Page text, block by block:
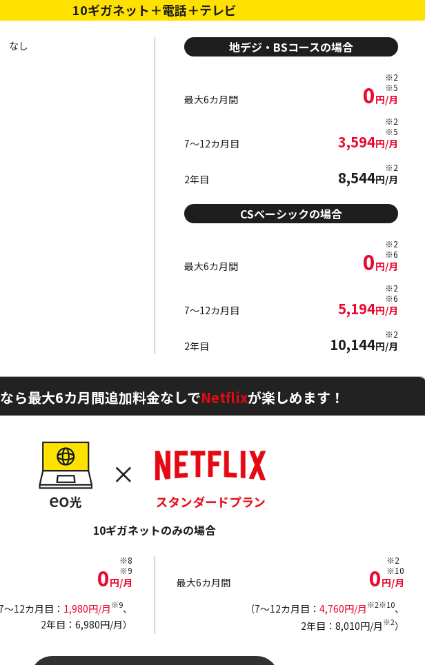
10ギガネット＋電話＋テレビ
なし 地デジ・ BSコースの場合
最大6カ月間 0円/月
※2
※5
7～12カ月目 3,594円/月
※2
※5
2年目 8,544円/月
※2
CSベーシックの場合
最大6カ月間 0円/月
※2
※6
7～12カ月目 5,194円/月
※2
※6
2年目 10,144円/月
※2
ら最大6カ月間追加料金なしでNetflixが楽しめます！
10ギガネットのみの場合
0円/月
※8
※9
～12カ月目： 1,980円/月※9、
2年目：6,980円/月）
最大6カ月間 0円/月
※2
※10
（7～12カ月目： 4,760円/月※2※10、
2年目：8,010円/月※2）